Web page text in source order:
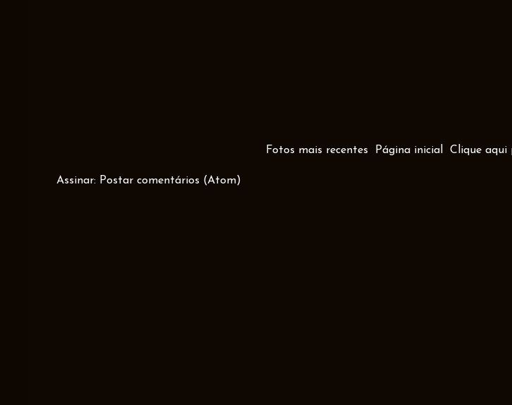
Fotos mais recentes Página inicial Clique aqui
Assinar: Postar comentários (Atom)